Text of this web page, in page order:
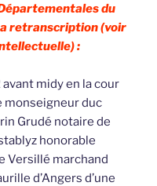
du
retranscription (voir
:
midy en la cour
monseigneur duc
Grudé notaire de
honorable
Versillé marchand
d’Angers d’une